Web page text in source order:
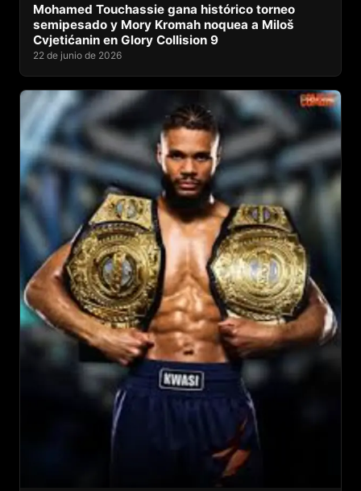
Mohamed Touchassie gana histórico torneo
semipesado y Mory Kromah noquea a Miloš
Cvjetićanin en Glory Collision 9
22 de junio de 2026